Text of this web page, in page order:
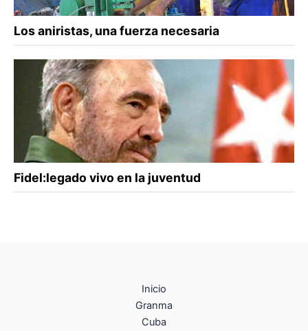
Los aniristas, una fuerza necesaria
Fidel:legado vivo en la juventud
Inicio
Granma
Cuba